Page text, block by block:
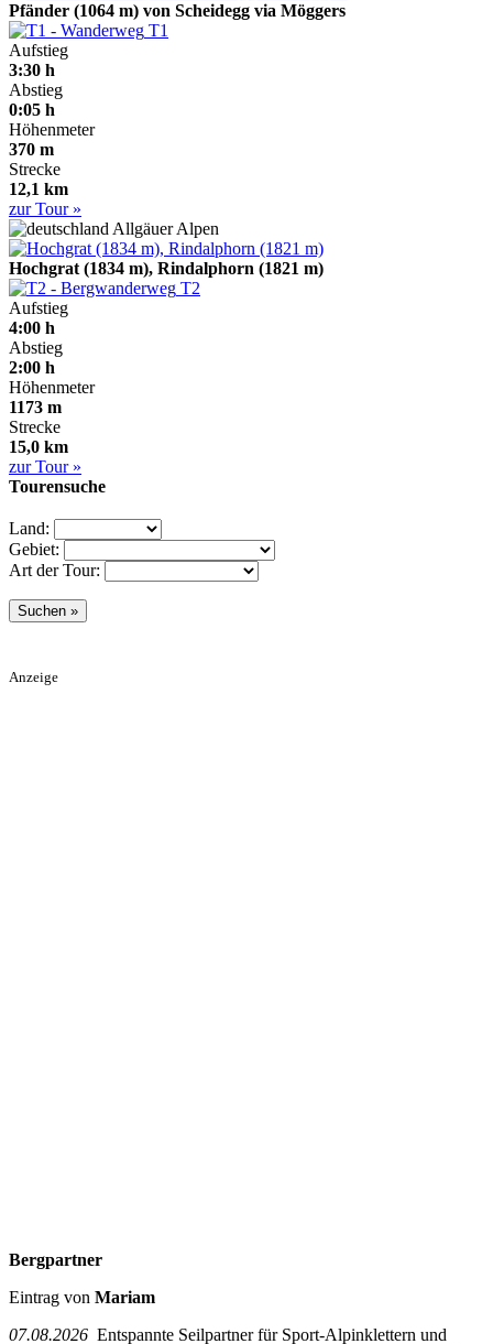
Pfänder (1064 m) von Scheidegg via Möggers
T1
Aufstieg
3:30 h
Abstieg
0:05 h
Höhenmeter
370 m
Strecke
12,1 km
zur Tour »
Allgäuer Alpen
Hochgrat (1834 m), Rindalphorn (1821 m)
T2
Aufstieg
4:00 h
Abstieg
2:00 h
Höhenmeter
1173 m
Strecke
15,0 km
zur Tour »
Tourensuche
Land:
Gebiet:
Art der Tour:
Anzeige
Bergpartner
Eintrag von Mariam
07.08.2026 Entspannte Seilpartner für Sport-Alpinklettern und